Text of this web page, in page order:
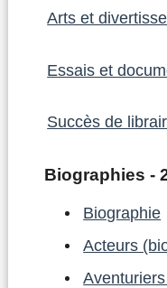
Arts et
Essais et
Succès de
Biographies -
Biographie
Acteurs